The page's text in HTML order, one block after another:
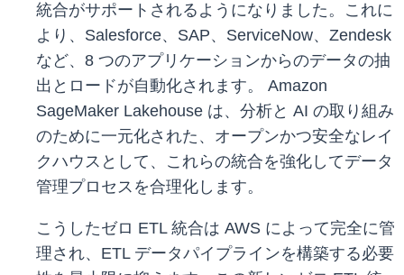
統合がサポートされるようになりました。これに
より、Salesforce、SAP、ServiceNow、Zendesk
など、8 つのアプリケーションからのデータの抽
出とロードが自動化されます。 Amazon
SageMaker Lakehouse は、分析と AI の取り組み
のために一元化された、オープンかつ安全なレイ
クハウスとして、これらの統合を強化してデータ
管理プロセスを合理化します。
こうしたゼロ ETL 統合は AWS によって完全に管
理され、ETL データパイプラインを構築する必要